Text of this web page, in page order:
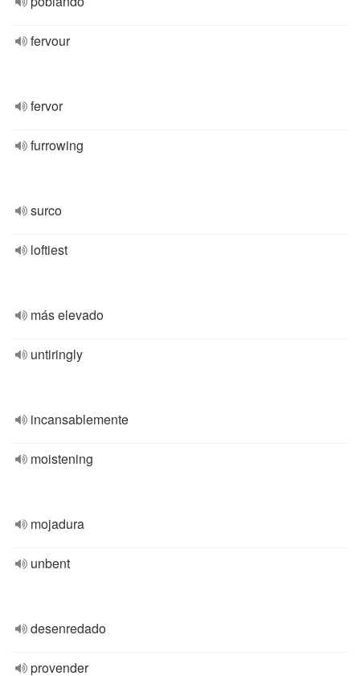
fervour
fervor
furrowing
surco
loftiest
más elevado
untiringly
incansablemente
moistening
mojadura
unbent
desenredado
provender